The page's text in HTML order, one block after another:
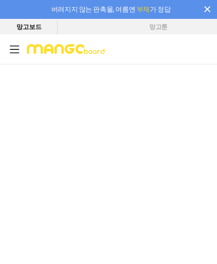
버려지지 않는 판촉물, 여름엔 부채가 정답
필요한 만큼 충전하고 끊김 없이 작업하세요! 새로워진 AI 부스터 요금제
망고보드 망고툰